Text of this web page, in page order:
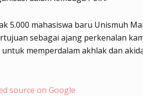
5.000 mahasiswa baru Unismuh
sebagai ajang perkenalan
memperdalam akhlak dan
source on Google